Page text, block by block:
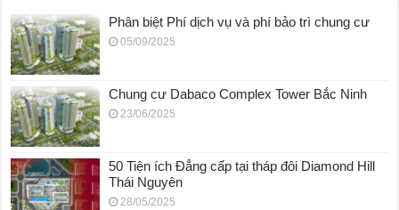
Phân biệt Phí dịch vụ và phí bảo trì chung cư
05/09/2025
Chung cư Dabaco Complex Tower Bắc Ninh
23/06/2025
50 Tiện ích Đẳng cấp tại tháp đôi Diamond Hill
Thái Nguyên
28/05/2025